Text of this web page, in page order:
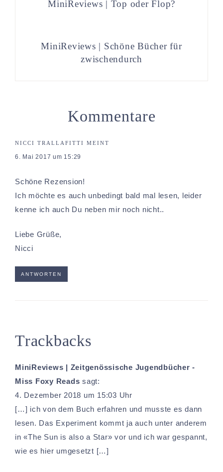
MiniReviews | Top oder Flop?
MiniReviews | Schöne Bücher für
zwischendurch
Kommentare
NICCI TRALLAFITTI MEINT
6. Mai 2017 um 15:29
Schöne Rezension!
Ich möchte es auch unbedingt bald mal lesen, leider
kenne ich auch Du neben mir noch nicht..
Liebe Grüße,
Nicci
ANTWORTEN
Trackbacks
MiniReviews | Zeitgenössische Jugendbücher -
Miss Foxy Reads sagt:
4. Dezember 2018 um 15:03 Uhr
[…] ich von dem Buch erfahren und musste es dann
lesen. Das Experiment kommt ja auch unter anderem
in «The Sun is also a Star» vor und ich war gespannt,
wie es hier umgesetzt […]